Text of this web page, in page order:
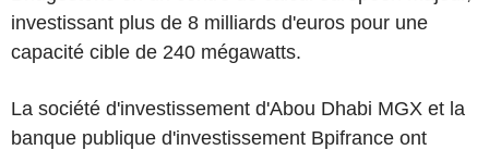
investissant plus de 8 milliards d'euros pour une
capacité cible de 240 mégawatts.
La société d'investissement d'Abou Dhabi MGX et la
banque publique d'investissement Bpifrance ont